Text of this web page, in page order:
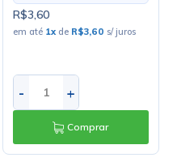
R$3,60
em até 1x de R$3,60 s/ juros
- +
Comprar